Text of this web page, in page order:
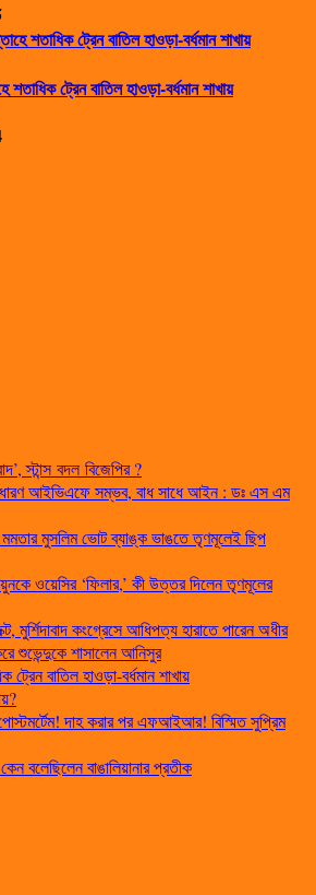
ট্রেন বাতিল হাওড়া-বর্ধমান শাখায়
স্টান্স বদল বিজেপির ?
ধারণ আইভিএফে সম্ভব, বাধ সাধে আইন : ডঃ এস এম
মুসলিম ভোট ব্যাঙ্ক ভাঙতে তৃণমূলেই ছিপ
ওয়েসির ‘ফিলার,’ কী উত্তর দিলেন তৃণমূলের
মুর্শিদাবাদ কংগ্রেসে আধিপত্য হারাতে পারেন অধীর
শুভেন্দুকে শাসালেন আনিসুর
বাতিল হাওড়া-বর্ধমান শাখায়
দাহ করার পর এফআইআর! বিস্মিত সুপ্রিম
বলেছিলেন বাঙালিয়ানার প্রতীক